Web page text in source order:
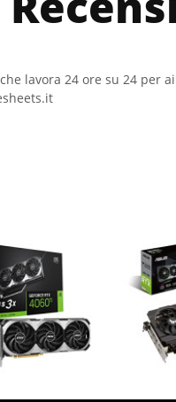
lavora 24 ore su 24 per